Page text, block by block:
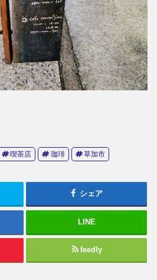
喫茶店 珈琲 草加市
シェア
LINE
feedly